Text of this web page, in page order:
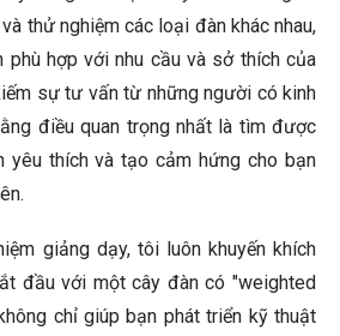
thử nghiệm các loại đàn khác nhau,
phù hợp với nhu cầu và sở thích của
sự tư vấn từ những người có kinh
điều quan trọng nhất là tìm được
yêu thích và tạo cảm hứng cho bạn
giảng dạy, tôi luôn khuyến khích
đầu với một cây đàn có "weighted
chỉ giúp bạn phát triển kỹ thuật